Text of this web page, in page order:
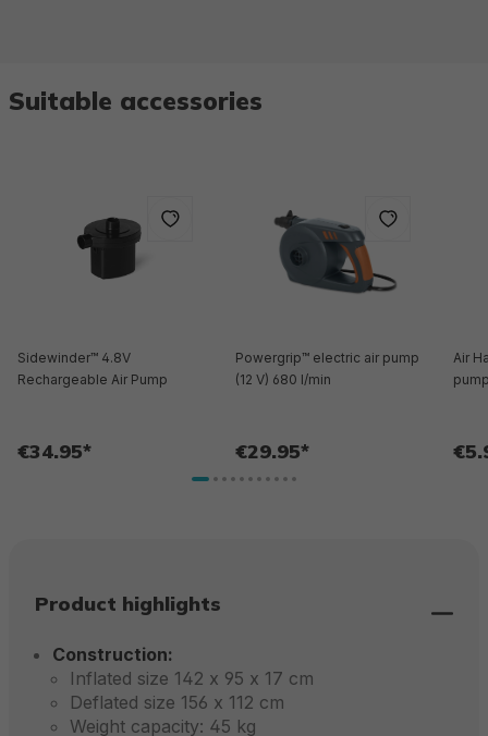
Suitable accessories
Sidewinder™ 4.8V
Rechargeable Air Pump
€34.95*
Powergrip™ electric air pump
(12 V) 680 l/min
€29.95*
Air
Product highlights
Construction:
Inflated size 142 x 95 x 17 cm
Deflated size 156 x 112 cm
Weight capacity: 45 kg